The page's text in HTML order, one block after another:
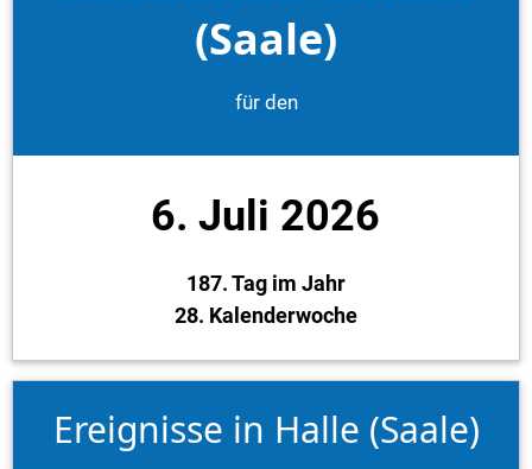
(Saale)
für den
6. Juli 2026
187. Tag im Jahr
28. Kalenderwoche
Ereignisse in Halle (Saale)